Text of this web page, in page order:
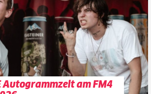
Autogrammzelt am FM4